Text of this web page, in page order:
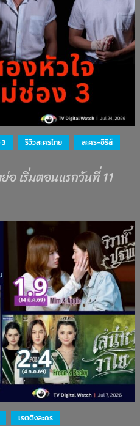
รีวิวละครไทย
ละคร-ซีรีส์
อ เริ่มตอนแรกวันที่ 11
เรตติงละคร